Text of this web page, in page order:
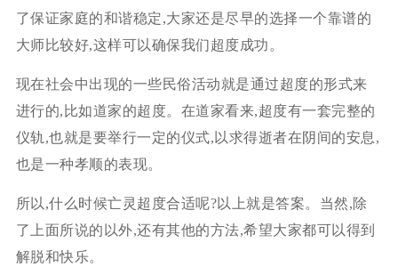
了保证家庭的和谐稳定,大家还是尽早的选择一个靠谱的
大师比较好,这样可以确保我们超度成功。
现在社会中出现的一些民俗活动就是通过超度的形式来
进行的,比如道家的超度。在道家看来,超度有一套完整的
仪轨,也就是要举行一定的仪式,以求得逝者在阴间的安息,
也是一种孝顺的表现。
所以,什么时候亡灵超度合适呢?以上就是答案。当然,除
了上面所说的以外,还有其他的方法,希望大家都可以得到
解脱和快乐。